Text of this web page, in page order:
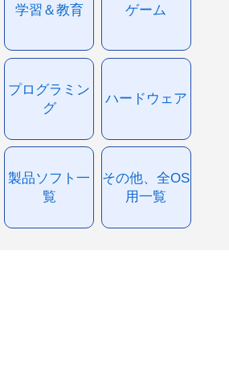
学習＆教育 ゲーム
プログラミン
グ
ハードウェア
製品ソフト一
覧
その他、全OS
用一覧